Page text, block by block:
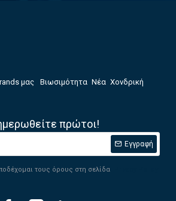
μας Βιωσιμότητα Νέα Χονδρική
πρώτοι!
Εγγραφή
τους όρους στη σελίδα